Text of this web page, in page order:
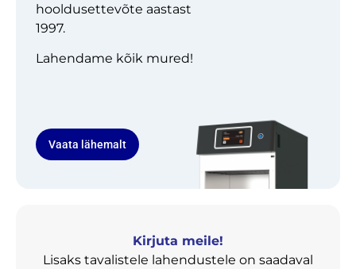
hooldusettevõte aastast
1997.
Lahendame kõik mured!
Vaata lähemalt
Kirjuta meile!
Lisaks tavalistele lahendustele on saadaval